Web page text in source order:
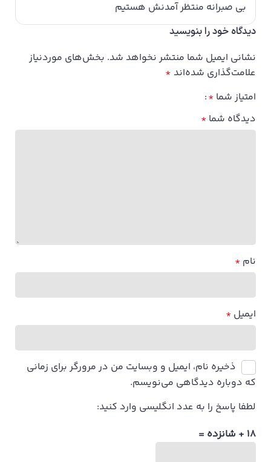
بی صبرانه منتظر آمدنش هستیم
دیدگاه خود را بنویسید
نشانی ایمیل شما منتشر نخواهد شد. بخش‌های موردنیاز
علامت‌گذاری شده‌اند *
امتیاز شما *
دیدگاه شما *
نام *
ایمیل *
ذخیره نام، ایمیل و وبسایت من در مرورگر برای زمانی
که دوباره دیدگاهی می‌نویسم.
لطفا پاسخ را به عدد انگلیسی وارد کنید:
18 + شانزده =